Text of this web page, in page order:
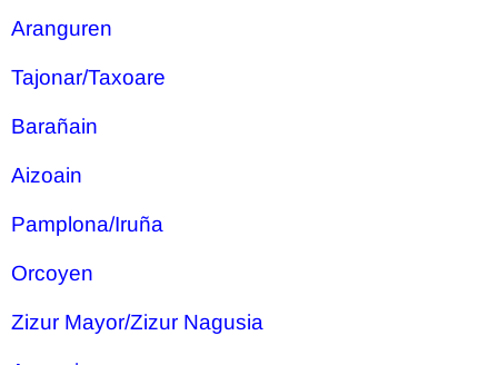
Aranguren
Tajonar/Taxoare
Barañain
Aizoain
Pamplona/Iruña
Orcoyen
Zizur Mayor/Zizur Nagusia